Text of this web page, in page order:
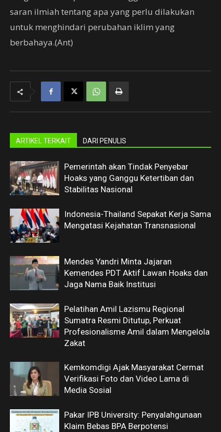
saran ilmiah tentang apa yang perlu dilakukan
untuk menghindari perubahan iklim yang
berbahaya.(Ant)
ARTIKEL TERKAIT DARI PENULIS
Pemerintah akan Tindak Penyebar
Hoaks yang Ganggu Ketertiban dan
Stabilitas Nasional
Indonesia-Thailand Sepakat Kerja Sama
Mengatasi Kejahatan Transnasional
Mendes Yandri Minta Jajaran
Kemendes PDT Aktif Lawan Hoaks dan
Jaga Nama Baik Institusi
Pelatihan Amil Lazismu Regional
Sumatra Resmi Ditutup, Perkuat
Profesionalisme Amil dalam Mengelola
Zakat
Kemkomdigi Ajak Masyarakat Cermat
Verifikasi Foto dan Video Lama di
Media Sosial
Pakar IPB University: Penyalahgunaan
Klaim Bebas BPA Berpotensi